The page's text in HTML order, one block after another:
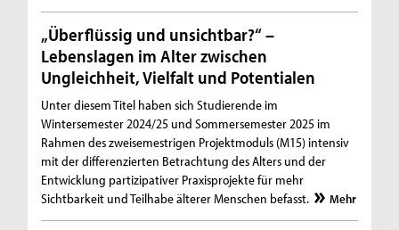
„Überflüssig und unsichtbar?“ –
Lebenslagen im Alter zwischen
Ungleichheit, Vielfalt und Potentialen
Unter diesem Titel haben sich Studierende im
Wintersemester 2024/25 und Sommersemester 2025 im
Rahmen des zweisemestrigen Projektmoduls (M15) intensiv
mit der differenzierten Betrachtung des Alters und der
Entwicklung partizipativer Praxisprojekte für mehr
Sichtbarkeit und Teilhabe älterer Menschen befasst.
Mehr